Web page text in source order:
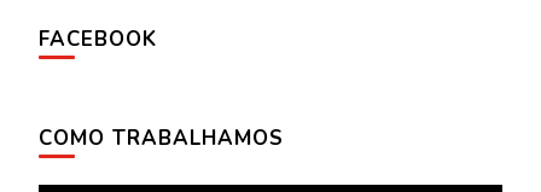
FACEBOOK
COMO TRABALHAMOS